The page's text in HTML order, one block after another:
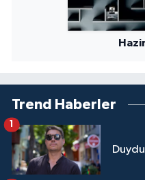
Trend Haberler
1